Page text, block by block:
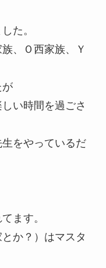
た。
、Ｏ西家族、Ｙ
が
い時間を過ごさ
をやっているだ
ます。
か？）はマスタ